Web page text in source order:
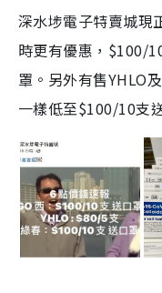
深水埗電子特賣城
時更有優惠，$100/
罩。另外有售YHLO
一樣低至$100/10支